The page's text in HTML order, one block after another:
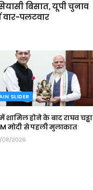
बिसात, यूपी चुनाव
पलटवार
SLIDER
शामिल होने के बाद राघव चड्ढा
मोदी से पहली मुलाकात
2026